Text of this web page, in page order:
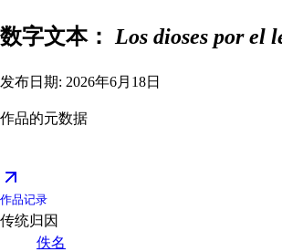
数字文本： Los dioses por el
发布日期: 2026年6月18日
作品的元数据
作品记录
传统归因
佚名